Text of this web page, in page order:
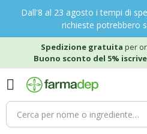
Dall'8 al 23 agosto i tempi di
richieste potrebbero
Spedizione gratuita per
Buono sconto del 5%